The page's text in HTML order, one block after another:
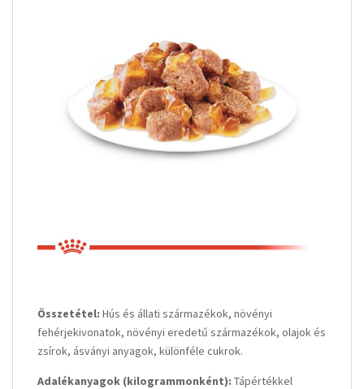
Összetétel: Hús és állati származékok, növényi
fehérjekivonatok, növényi eredetű származékok, olajok és
zsírok, ásványi anyagok, különféle cukrok.
Adalékanyagok (kilogrammonként): Tápértékkel